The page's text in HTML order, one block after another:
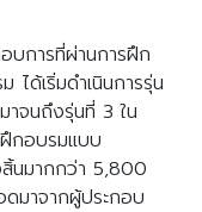
บการที่ผ่านการฝึก
ด้เริ่มดำเนินการรุ่น
จนถึงรุ่นที่ 3 ใน
กอบรมแบบ
นมากกว่า 5,800
มาจากผู้ประกอบ